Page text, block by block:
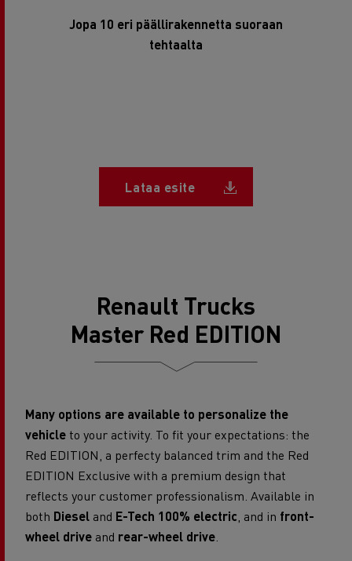
Jopa 10 eri päällirakennetta suoraan
tehtaalta
Lataa esite Document
Renault Trucks
Master Red EDITION
Many options are available to personalize the
vehicle to your activity. To fit your expectations: the
Red EDITION, a perfecty balanced trim and the Red
EDITION Exclusive with a premium design that
reflects your customer professionalism. Available in
both Diesel and E-Tech 100% electric , and in front-
wheel drive and rear-wheel drive